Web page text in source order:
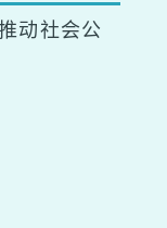
动社会公